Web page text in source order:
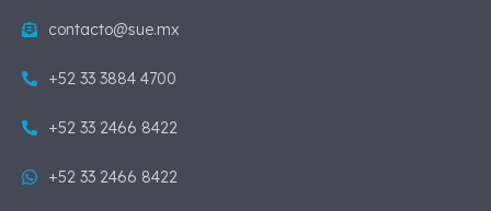
contacto@sue.mx
+52 33 3884 4700
+52 33 2466 8422
+52 33 2466 8422